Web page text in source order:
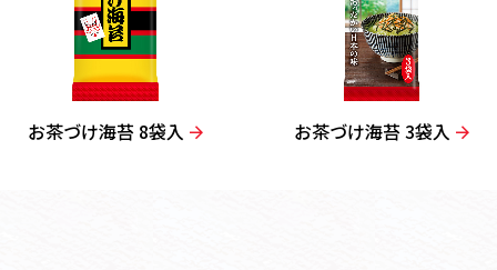
お茶づけ海苔 8袋入 お茶づけ海苔 3袋入